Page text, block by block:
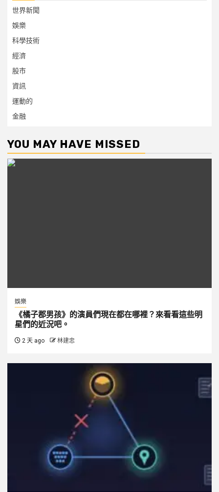
世界新聞
娛樂
科學技術
經濟
股市
資訊
運動的
金融
YOU MAY HAVE MISSED
娛樂
《橘子郡男孩》的演員們現在都在哪裡？來看看這些明
星們的近況吧。
2 天 ago 林建忠